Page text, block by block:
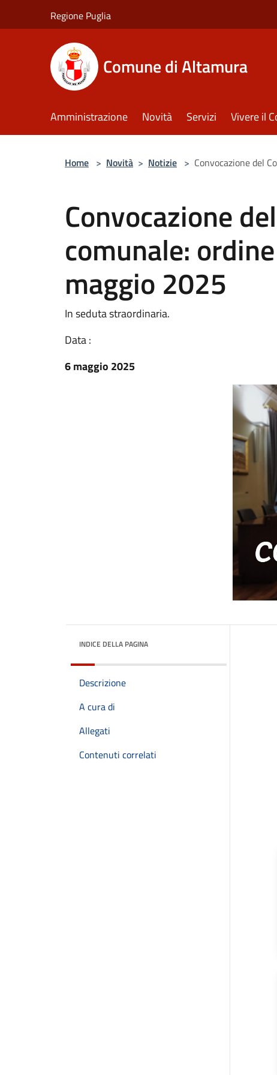
Regione Puglia
Comune di Altamura
Amministrazione Novità Servizi Vivere il
Home > Novità > Notizie > Convocazione del
Convocazione
comunale:
maggio 2025
In seduta straordinaria.
Data :
6 maggio 2025
INDICE DELLA PAGINA
Descrizione
A cura di
Allegati
Contenuti correlati